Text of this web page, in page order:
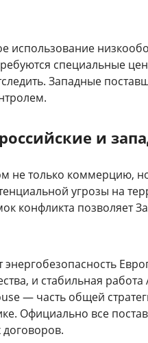
использование
специальные
Западные
и
не только коммерцию,
угрозы на
конфликта позволяет
энергобезопасность
и стабильная
— часть общей
Официально все